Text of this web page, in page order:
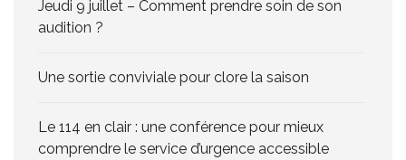
Jeudi 9 juillet – Comment prendre soin de son
audition ?
Une sortie conviviale pour clore la saison
Le 114 en clair : une conférence pour mieux
comprendre le service d’urgence accessible